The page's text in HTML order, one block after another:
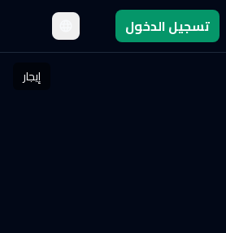
تسجيل الدخول
إيجار